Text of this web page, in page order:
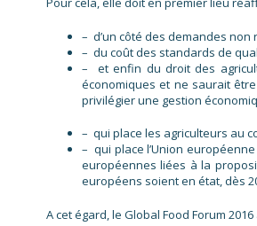
– d’un côté des demandes
– du coût des standards de
– et enfin du droit des
économiques et ne saurait
privilégier une gestion
– qui place les agriculteurs au
– qui place l’Union
européennes liées à la
européens soient en état, dès
A cet égard, le Global Food Forum